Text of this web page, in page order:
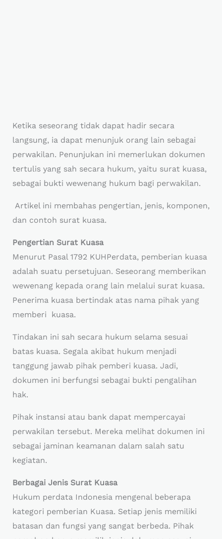
Ketika seseorang tidak dapat hadir secara
langsung, ia dapat menunjuk orang lain sebagai
perwakilan. Penunjukan ini memerlukan dokumen
tertulis yang sah secara hukum, yaitu surat kuasa,
sebagai bukti wewenang hukum bagi perwakilan.
Artikel ini membahas pengertian, jenis, komponen,
dan contoh surat kuasa.
Pengertian Surat Kuasa
Menurut Pasal 1792 KUHPerdata, pemberian kuasa
adalah suatu persetujuan. Seseorang memberikan
wewenang kepada orang lain melalui surat kuasa.
Penerima kuasa bertindak atas nama pihak yang
memberi kuasa.
Tindakan ini sah secara hukum selama sesuai
batas kuasa. Segala akibat hukum menjadi
tanggung jawab pihak pemberi kuasa. Jadi,
dokumen ini berfungsi sebagai bukti pengalihan
hak.
Pihak instansi atau bank dapat mempercayai
perwakilan tersebut. Mereka melihat dokumen ini
sebagai jaminan keamanan dalam salah satu
kegiatan.
Berbagai Jenis Surat Kuasa
Hukum perdata Indonesia mengenal beberapa
kategori pemberian Kuasa. Setiap jenis memiliki
batasan dan fungsi yang sangat berbeda. Pihak